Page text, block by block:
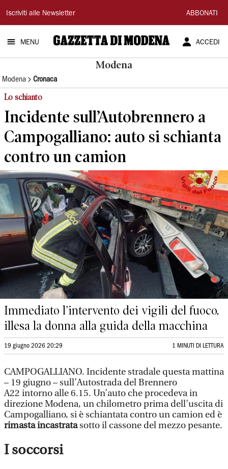
Gazzetta
di
Modena
Iscriviti alle Newsletter ABBONATI
MENU ACCEDI
Modena
Modena Cronaca
Lo schianto
Incidente sull’Autobrennero a
Campogalliano: auto si schianta
contro un camion
Immediato l’intervento dei vigili del fuoco,
illesa la donna alla guida della macchina
19 giugno 2026 20:29 1 MINUTI DI LETTURA
CAMPOGALLIANO. Incidente stradale questa mattina
– 19 giugno – sull’Autostrada del Brennero
A22 intorno alle 6.15. Un’auto che procedeva in
direzione Modena, un chilometro prima dell’uscita di
Campogalliano, si è schiantata contro un camion ed è
rimasta incastratasotto il cassone del mezzo pesante.
I soccorsi